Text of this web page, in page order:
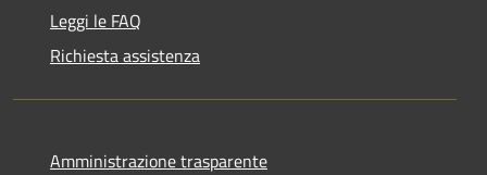
Leggi le FAQ
Richiesta assistenza
Amministrazione trasparente